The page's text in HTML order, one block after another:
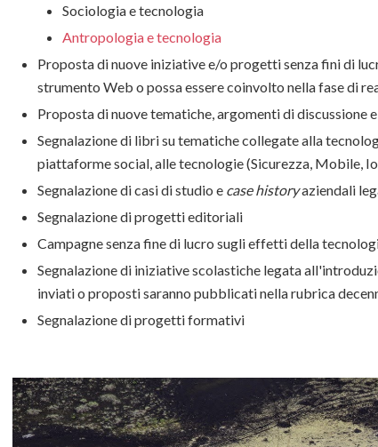
Sociologia e tecnologia
Antropologia e tecnologia
Proposta di nuove iniziative e/o progetti senza fini di
strumento Web o possa essere coinvolto nella fase di
Proposta di nuove tematiche, argomenti di discussione
Segnalazione di libri su tematiche collegate alla
piattaforme social, alle tecnologie (Sicurezza, Mobile,
Segnalazione di casi di studio e case historyaziendali
Segnalazione di progetti editoriali
Campagne senza fine di lucro sugli effetti della
Segnalazione di iniziative scolastiche legata
inviati o proposti saranno pubblicati nella rubrica
Segnalazione di progetti formativi